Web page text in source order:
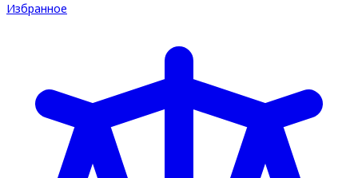
Избранное